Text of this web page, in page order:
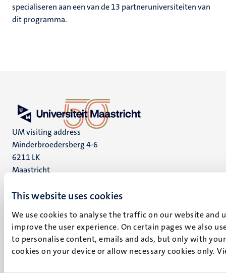
This website uses cookies
We use cookies to analyse the traffic on our website and
improve the user experience. On certain pages we also
to personalise content, emails and ads, but only with
cookies on your device or allow necessary cookies only.
specialiseren aan een van de 13 partneruniversiteiten van
dit programma.
UM visiting address
Minderbroedersberg 4-6
6211 LK
Maastricht
P.O. Box 616
6200 MD
Maastricht
Social
Bluesky